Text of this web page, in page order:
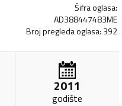
Šifra oglasa:
AD388447483ME
Broj pregleda oglasa: 392
2011
godište